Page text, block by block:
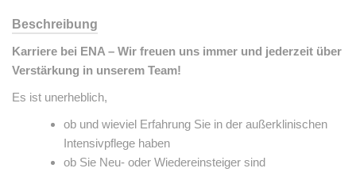
Beschreibung
Karriere bei ENA – Wir freuen uns immer und jederzeit über
Verstärkung in unserem Team!
Es ist unerheblich,
ob und wieviel Erfahrung Sie in der außerklinischen
Intensivpflege haben
ob Sie Neu- oder Wiedereinsteiger sind